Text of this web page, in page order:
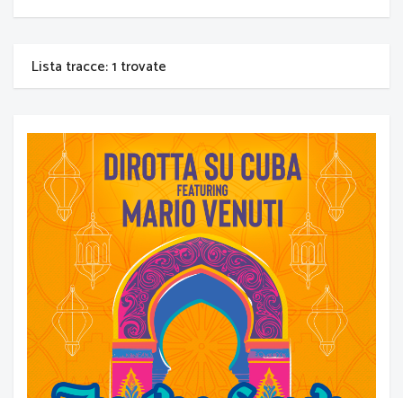
Lista tracce: 1 trovate